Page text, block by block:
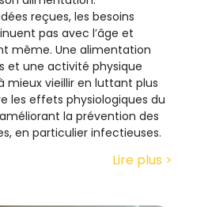
reçues, les besoins
pas avec l’âge et
même. Une alimentation
et une activité physique
mieux vieillir en luttant plus
les effets physiologiques du
la prévention des
en particulier infectieuses.
Lire plus >